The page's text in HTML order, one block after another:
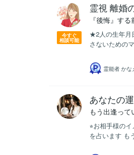
今すぐ
相談可能
霊視 離婚
『後悔』す
★2人の生年月
さないための
霊能者 かな
あなたの
もう出逢っ
⭐︎お相手様の
を占います も